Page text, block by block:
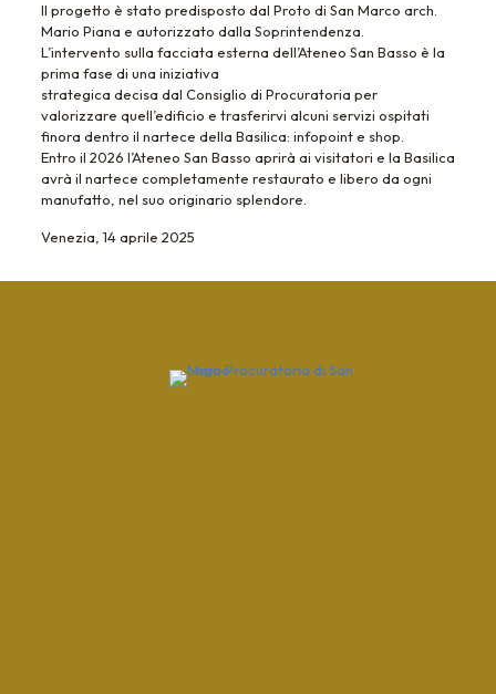
Il progetto è stato predisposto dal Proto di San Marco arch.
Mario Piana e autorizzato dalla Soprintendenza.
L’intervento sulla facciata esterna dell’Ateneo San Basso è la
prima fase di una iniziativa
strategica decisa dal Consiglio di Procuratoria per
valorizzare quell’edificio e trasferirvi alcuni servizi ospitati
finora dentro il nartece della Basilica: infopoint e shop.
Entro il 2026 l’Ateneo San Basso aprirà ai visitatori e la Basilica
avrà il nartece completamente restaurato e libero da ogni
manufatto, nel suo originario splendore.
Venezia, 14 aprile 2025